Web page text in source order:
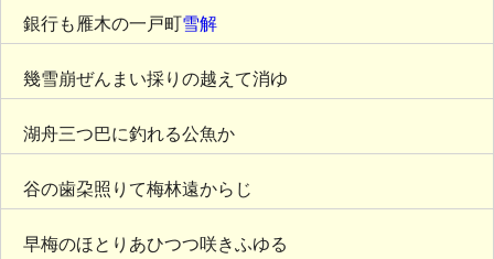
銀行も雁木の一戸町雪解
幾雪崩ぜんまい採りの越えて消ゆ
湖舟三つ巴に釣れる公魚か
谷の歯朶照りて梅林遠からじ
早梅のほとりあひつつ咲きふゆる